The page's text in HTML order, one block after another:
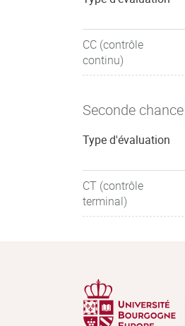
CC (contrôle
continu)
Seconde
Type d'évaluation
CT (contrôle
terminal)